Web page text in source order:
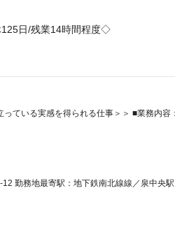
125日/残業14時間程度◇
ている実感を得られる仕事＞＞ ■業務内容
勤務地最寄駅：地下鉄南北線線／泉中央